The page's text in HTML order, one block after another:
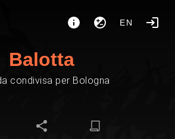
EN
Balotta
condivisa per Bologna